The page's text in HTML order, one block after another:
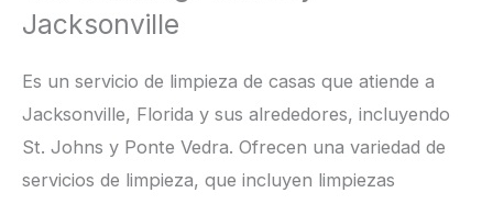
Jacksonville
Es un servicio de limpieza de casas que atiende a
Jacksonville, Florida y sus alrededores, incluyendo
St. Johns y Ponte Vedra. Ofrecen una variedad de
servicios de limpieza, que incluyen limpiezas